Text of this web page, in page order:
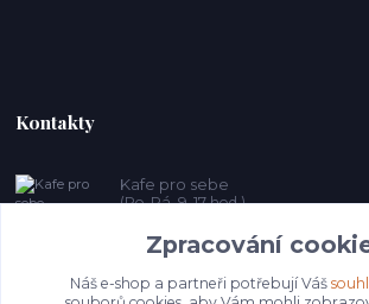
Kontakty
Kafe pro sebe
(Po-Pá, 9-17 hod.)
prosebeunicov@seznam.cz
Zpracování
Náš e-shop a partneři potřebují Váš